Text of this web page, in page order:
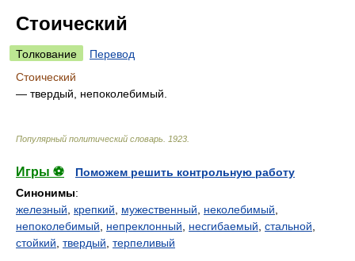
Стоический
Толкование
Перевод
Стоический
— твердый, непоколебимый.
Популярный политический словарь 1923
Игры ⚽
Поможем решить контрольную работу
Синонимы:
железный
крепкий мужественный неколебимый
непоколебимый
непреклонный несгибаемый стальной
стойкий твердый терпеливый